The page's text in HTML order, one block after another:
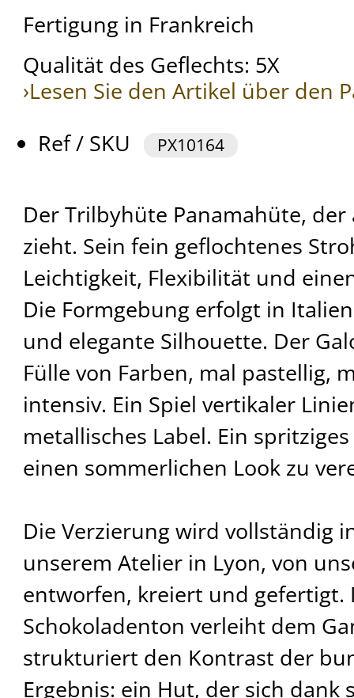
Fertigung in Frankreich
Qualität des Geflechts: 5X
›Lesen Sie den Artikel über den
Ref / SKU
PX10164
Der Trilbyhüte Panamahüte, der
zieht. Sein fein geflochtenes
Leichtigkeit, Flexibilität und
Die Formgebung erfolgt in
und elegante Silhouette. Der
Fülle von Farben, mal pastellig,
intensiv. Ein Spiel vertikaler
metallisches Label. Ein
einen sommerlichen Look zu
Die Verzierung wird vollständig
unserem Atelier in Lyon, von
entworfen, kreiert und gefertigt.
Schokoladenton verleiht dem
strukturiert den Kontrast der
Ergebnis: ein Hut, der sich dank